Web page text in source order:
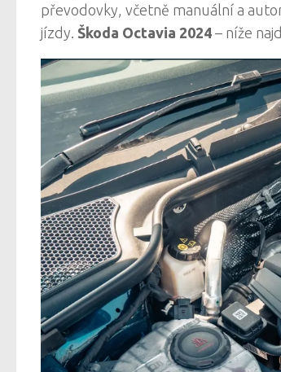
převodovky, včetně manuální a
jízdy. Škoda Octavia 2024 – níže